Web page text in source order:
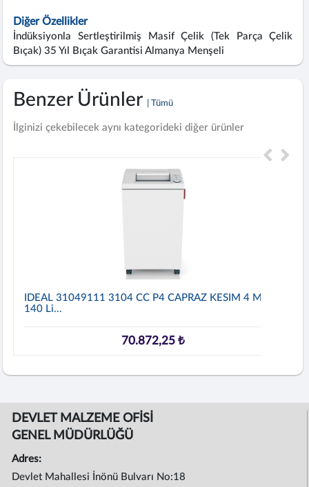
Diğer Özellikler
İndüksiyonla Sertleştirilmiş Masif Çelik (Tek Parça Çelik
Bıçak) 35 Yıl Bıçak Garantisi Almanya Menşeli
Benzer Ürünler | Tümü
İlginizi çekebilecek aynı kategorideki diğer ürünler
IDEAL 31049111 3104 CC P4 CAPRAZ KESIM 4 Mm
140 Li...
70.872,25 ₺
DEVLET MALZEME OFİSİ
GENEL MÜDÜRLÜĞÜ
Adres:
Devlet Mahallesi İnönü Bulvarı No:18